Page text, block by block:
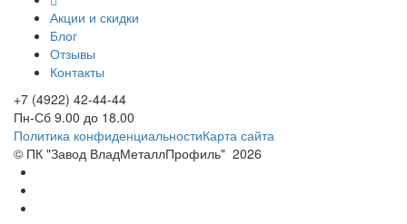
Акции и скидки
Блог
Отзывы
Контакты
+7 (4922) 42-44-44
Пн-Сб 9.00 до 18.00
Политика конфиденциальностиКарта сайта
© ПК "Завод ВладМеталлПрофиль" 2026